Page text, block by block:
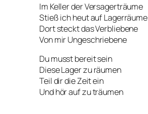
Im Keller der Versagerträume
Stieß ich heut auf Lagerräume
Dort steckt das Verbliebene
Von mir Ungeschriebene
Du musst bereit sein
Diese Lager zu räumen
Teil dir die Zeit ein
Und hör auf zu träumen